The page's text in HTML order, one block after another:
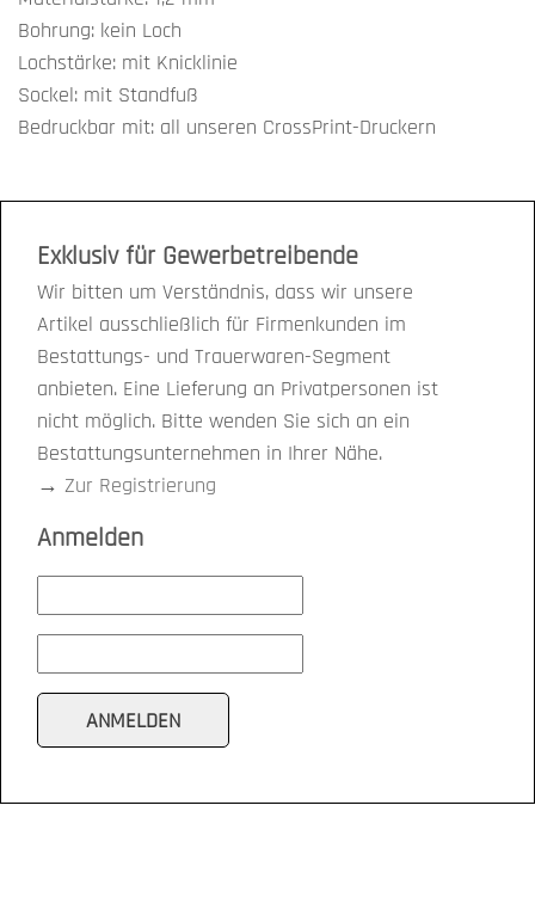
Bohrung: kein Loch
Lochstärke: mit Knicklinie
Sockel: mit Standfuß
Bedruckbar mit: all unseren CrossPrint-Druckern
Exklusiv für Gewerbetreibende
Wir bitten um Verständnis, dass wir unsere
Artikel ausschließlich für Firmenkunden im
Bestattungs- und Trauerwaren-Segment
anbieten. Eine Lieferung an Privatpersonen ist
nicht möglich. Bitte wenden Sie sich an ein
Bestattungsunternehmen in Ihrer Nähe.
→ Zur Registrierung
Anmelden